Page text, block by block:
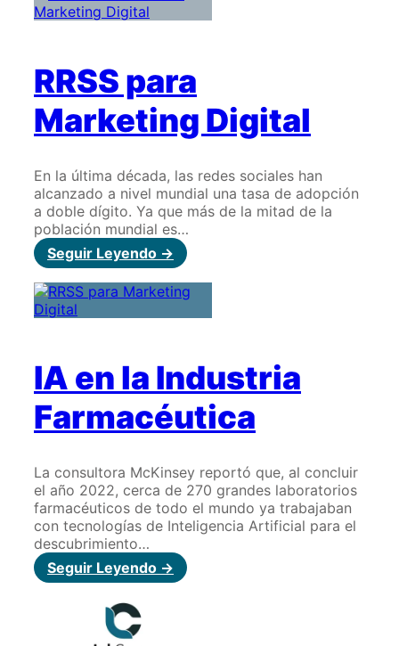
Marketing
RRSS para
Marketing Digital
En la última década, las redes sociales han
alcanzado a nivel mundial una tasa de adopción
a doble dígito. Ya que más de la mitad de la
población mundial es…
Seguir Leyendo ->
RRSS
para
Marketing
Digital
IA en la Industria
Farmacéutica
La consultora McKinsey reportó que, al concluir
el año 2022, cerca de 270 grandes laboratorios
farmacéuticos de todo el mundo ya trabajaban
con tecnologías de Inteligencia Artificial para el
descubrimiento…
Seguir Leyendo ->
IA